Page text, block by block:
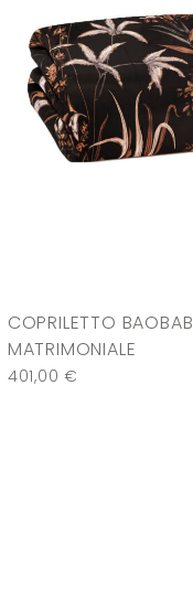
COPRILETTO BAOBAB
MATRIMONIALE
401,00€